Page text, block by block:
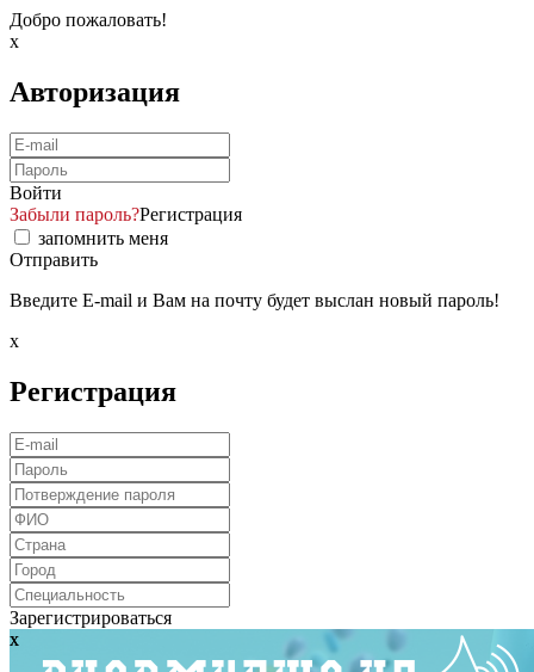
Добро пожаловать!
x
Авторизация
Войти
Забыли пароль?Регистрация
запомнить меня
Отправить
Введите E-mail и Вам на почту будет выслан новый пароль!
x
Регистрация
Зарегистрироваться
x
x